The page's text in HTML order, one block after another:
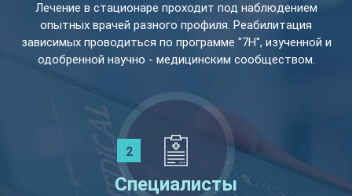
Лечение в стационаре проходит под наблюдением
опытных врачей разного профиля. Реабилитация
зависимых проводиться по программе "7Н", изученной и
одобренной научно - медицинским сообществом.
Специалисты